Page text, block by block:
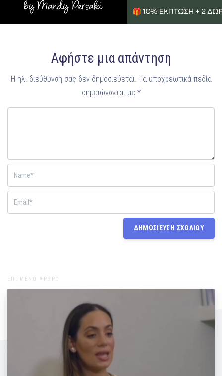
Αφήστε μια απάντηση
Η ηλ. διεύθυνση σας δεν δημοσιεύεται. Τα υποχρεωτικά πεδία
σημειώνονται με *
ΕΠΟΜΕΝΟ ΑΡΘΡΟ